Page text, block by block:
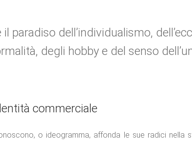
paradiso dell’individualismo,
degli hobby e del senso
commerciale
o ideogramma, affonda le sue radici nella